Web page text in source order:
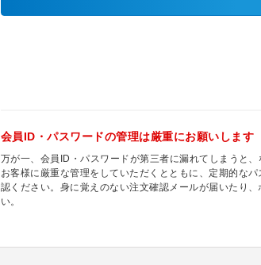
会員ID・パスワードの管理は厳重にお願いします
万が一、会員ID・パスワードが第三者に漏れてしまうと
お客様に厳重な管理をしていただくとともに、定期的な
認ください。身に覚えのない注文確認メールが届いたり
い。